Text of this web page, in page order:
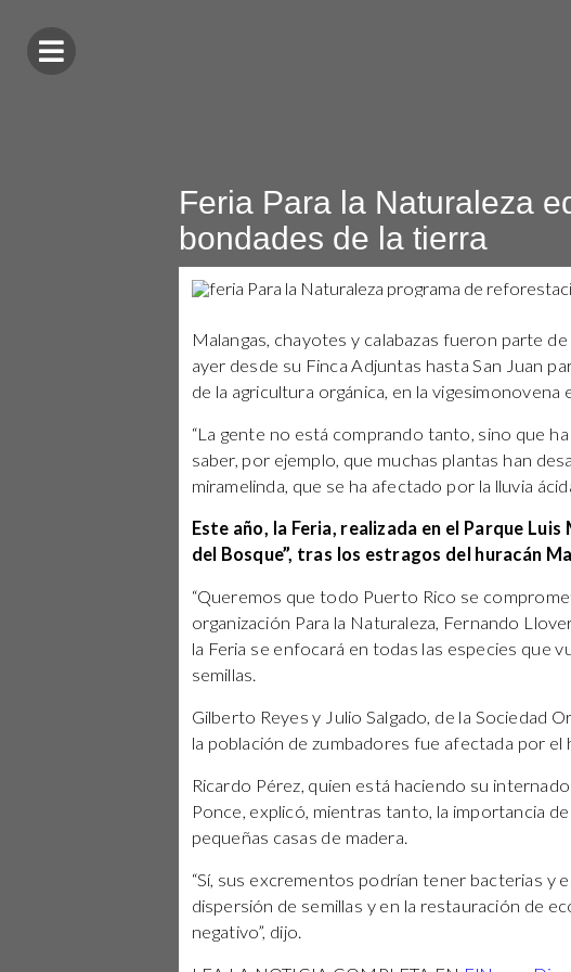
Feria Para la Naturaleza
bondades de la tierra
Malangas, chayotes y calabazas fueron parte
ayer desde su Finca Adjuntas hasta San Juan
de la agricultura orgánica, en la vigesimonovena
“La gente no está comprando tanto, sino que
saber, por ejemplo, que muchas plantas han
miramelinda, que se ha afectado por la lluvia
Este año, la Feria, realizada en el Parque
del Bosque”, tras los estragos del huracán
“Queremos que todo Puerto Rico se
organización Para la Naturaleza, Fernando
la Feria se enfocará en todas las especies que
semillas.
Gilberto Reyes y Julio Salgado, de la Sociedad
la población de zumbadores fue afectada por
Ricardo Pérez, quien está haciendo su
Ponce, explicó, mientras tanto, la importancia
pequeñas casas de madera.
“Sí, sus excrementos podrían tener bacterias y
dispersión de semillas y en la restauración de
negativo”, dijo.